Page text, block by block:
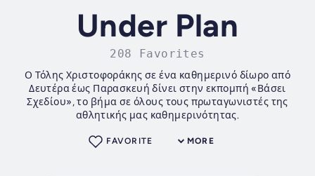
Under Plan
208 Favorites
Ο Τόλης Χριστοφοράκης σε ένα καθημερινό δίωρο από
Δευτέρα έως Παρασκευή δίνει στην εκπομπή «Βάσει
Σχεδίου», το βήμα σε όλους τους πρωταγωνιστές της
αθλητικής μας καθημερινότητας.
MORE
FAVORITE